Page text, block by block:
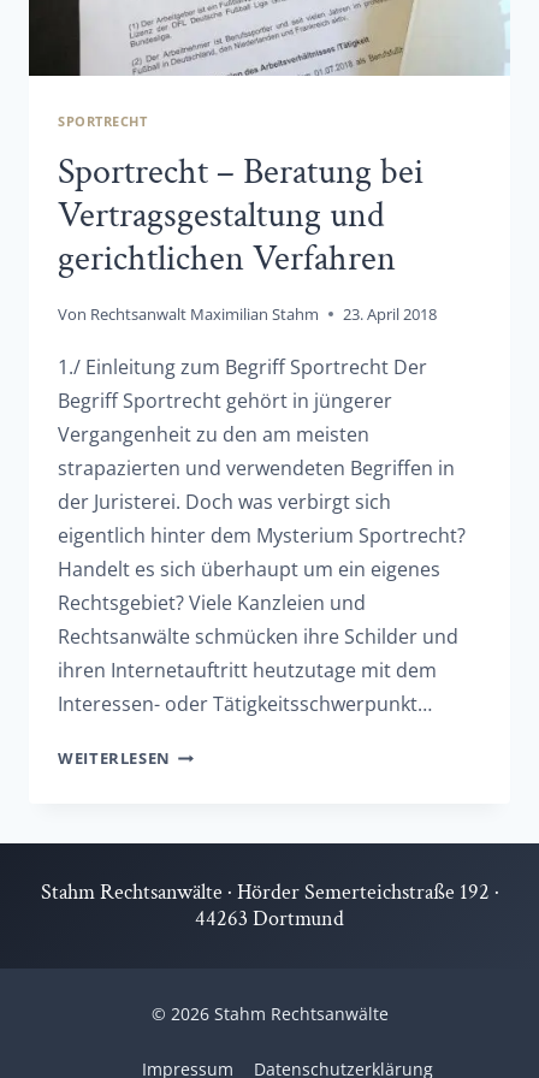
SPORTRECHT
Sportrecht – Beratung bei
Vertragsgestaltung und
gerichtlichen Verfahren
Von Rechtsanwalt Maximilian Stahm 23. April 2018
1./ Einleitung zum Begriff Sportrecht Der
Begriff Sportrecht gehört in jüngerer
Vergangenheit zu den am meisten
strapazierten und verwendeten Begriffen in
der Juristerei. Doch was verbirgt sich
eigentlich hinter dem Mysterium Sportrecht?
Handelt es sich überhaupt um ein eigenes
Rechtsgebiet? Viele Kanzleien und
Rechtsanwälte schmücken ihre Schilder und
ihren Internetauftritt heutzutage mit dem
Interessen- oder Tätigkeitsschwerpunkt…
WEITERLESEN SPORTRECHT
VERTRAGSGESTALTUNG
UND
Stahm Rechtsanwälte · Hörder Semerteichstraße 192 ·
44263 Dortmund
© 2026 Stahm Rechtsanwälte
Impressum Datenschutzerklärung